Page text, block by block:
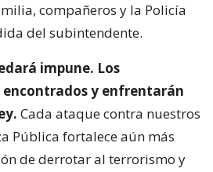
compañeros y la Policía
del subintendente.
impune. Los
encontrados y enfrentarán
Cada ataque contra nuestros
Pública fortalece aún más
de derrotar al terrorismo y